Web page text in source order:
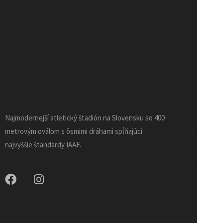
Najmodernejší atletický štadión na Slovensku so 400
metrovým oválom s ôsmimi dráhami spĺňajúci
najvyššie štandardy IAAF.